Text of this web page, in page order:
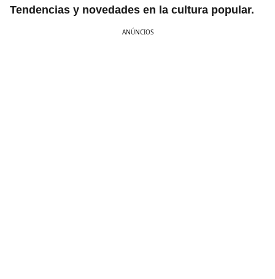
Tendencias y novedades en la cultura popular.
ANÚNCIOS